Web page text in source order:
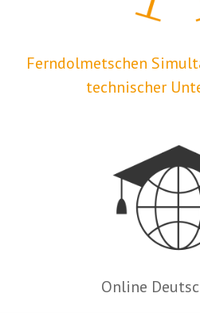
Ferndolmetschen
technischer
Online